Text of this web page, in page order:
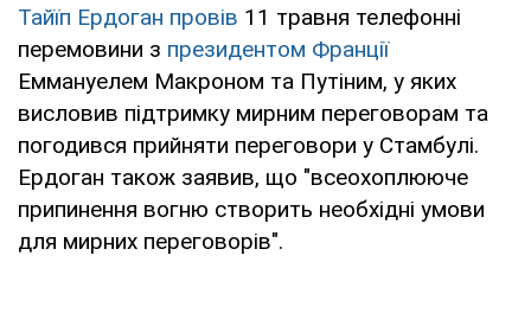
Тайїп Ердоган провів 11 травня телефонні
перемовини з президентом Франції
Еммануелем Макроном та Путіним, у яких
висловив підтримку мирним переговорам та
погодився прийняти переговори у Стамбулі.
Ердоган також заявив, що "всеохоплююче
припинення вогню створить необхідні умови
для мирних переговорів".